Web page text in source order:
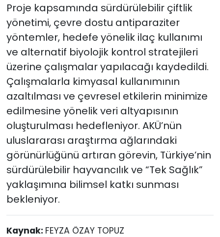
Proje kapsamında sürdürülebilir çiftlik
yönetimi, çevre dostu antiparaziter
yöntemler, hedefe yönelik ilaç kullanımı
ve alternatif biyolojik kontrol stratejileri
üzerine çalışmalar yapılacağı kaydedildi.
Çalışmalarla kimyasal kullanımının
azaltılması ve çevresel etkilerin minimize
edilmesine yönelik veri altyapısının
oluşturulması hedefleniyor. AKÜ’nün
uluslararası araştırma ağlarındaki
görünürlüğünü artıran görevin, Türkiye’nin
sürdürülebilir hayvancılık ve “Tek Sağlık”
yaklaşımına bilimsel katkı sunması
bekleniyor.
Kaynak: FEYZA ÖZAY TOPUZ